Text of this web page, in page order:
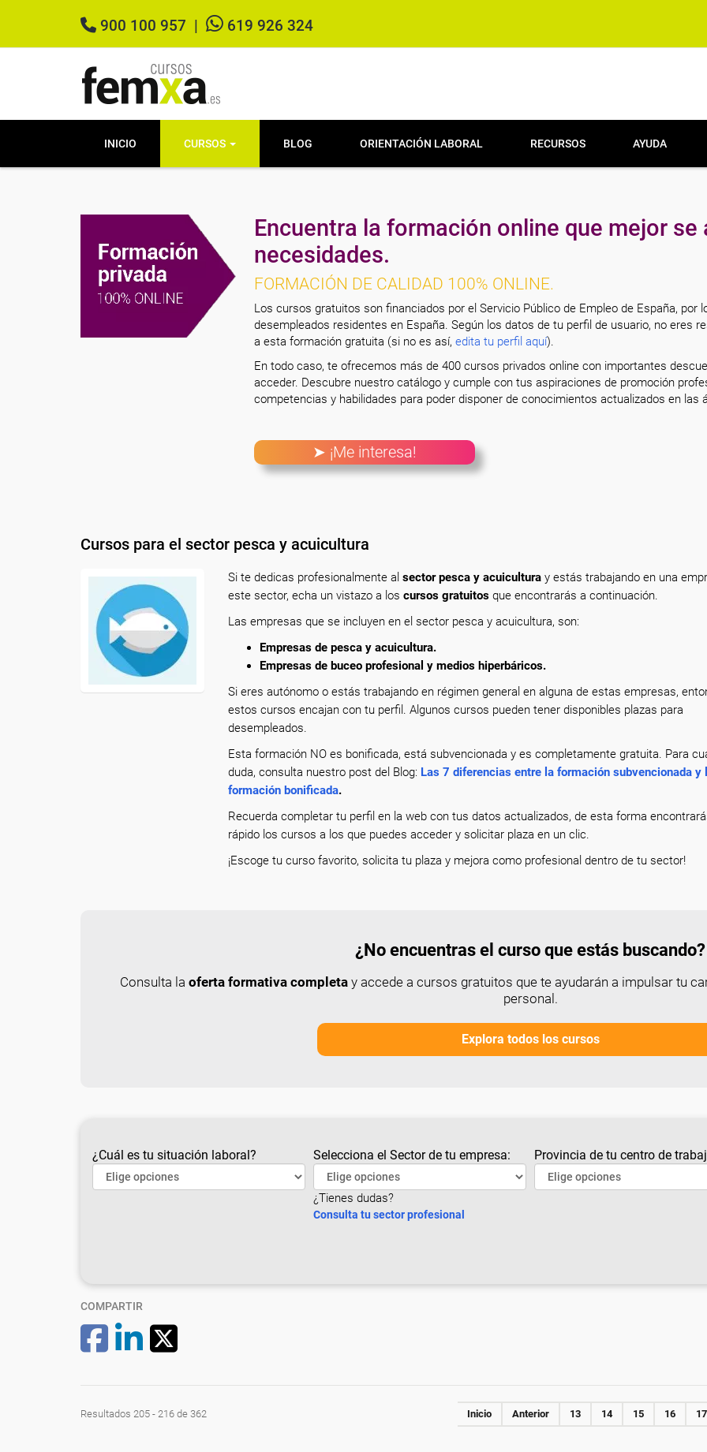
900 100 957 619 926 324
INICIO CURSOS BLOG ORIENTACIÓN LABORAL RECURSOS AYUDA
Encuentra la formación online que mejor se
necesidades.
FORMACIÓN DE CALIDAD 100% ONLINE.
Los cursos gratuitos son financiados por el Servicio Público de Empleo de España, por
desempleados residentes en España. Según los datos de tu perfil de usuario, no eres
a esta formación gratuita (si no es así, edita tu perfil aquí).
En todo caso, te ofrecemos más de 400 cursos privados online con importantes
acceder. Descubre nuestro catálogo y cumple con tus aspiraciones de promoción
competencias y habilidades para poder disponer de conocimientos actualizados en las
➤ ¡Me interesa!
Cursos para el sector pesca y acuicultura
Si te dedicas profesionalmente al sector pesca y acuicultura y estás trabajando en una
este sector, echa un vistazo a los cursos gratuitos que encontrarás a continuación.
Las empresas que se incluyen en el sector pesca y acuicultura, son:
Empresas de pesca y acuicultura.
Empresas de buceo profesional y medios hiperbáricos.
Si eres autónomo o estás trabajando en régimen general en alguna de estas empresas,
estos cursos encajan con tu perfil. Algunos cursos pueden tener disponibles plazas para
desempleados.
Esta formación NO es bonificada, está subvencionada y es completamente gratuita. Para
duda, consulta nuestro post del Blog: Las 7 diferencias entre la formación subvencionada y
formación bonificada.
Recuerda completar tu perfil en la web con tus datos actualizados, de esta forma
rápido los cursos a los que puedes acceder y solicitar plaza en un clic.
¡Escoge tu curso favorito, solicita tu plaza y mejora como profesional dentro de tu sector!
¿No encuentras el curso que estás buscando?
Consulta la oferta formativa completay accede a cursos gratuitos que te ayudarán a impulsar tu
personal.
Explora todos los cursos
¿Cuál es tu situación laboral? Selecciona el Sector de tu empresa:
¿Tienes dudas?
Consulta tu sector profesional
Provincia de tu centro de
COMPARTIR
Resultados 205 - 216 de 362 Inicio Anterior 13 14 15 16 17